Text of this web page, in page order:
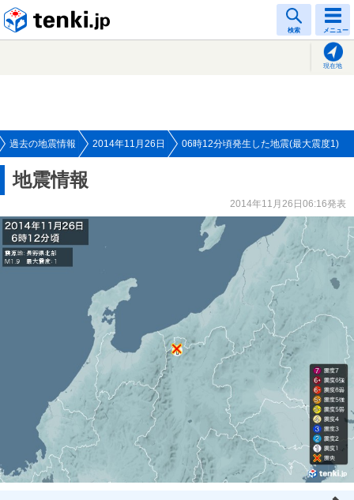
検索 メニュー
現在地
過去の地震情報 2014年11月26日 06時12分頃発生した地震(最大震度1)
地震情報
2014年11月26日06:16発表